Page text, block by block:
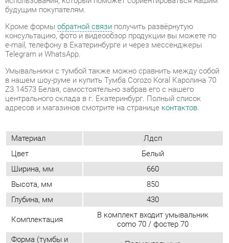
Умывальники с тумбой также можно сравнить между собой
в нашем шоу-руме и купить Тумба Corozo Koral Каролина 70
Z3 14573 Белая, самостоятельно забрав его с нашего
центрального склада в г. Екатеринбург. Полный список
адресов и магазинов смотрите на страницеконтактов.
Материал Лдсп
Цвет
Белый
Ширина, мм
660
Глубина, мм
430
Комплектация
В комплект входит умывальник
como 70 / фостер 70
Форма (тумбы и
комоды) Прямоугольные
Наличие колес
Нет
Конструкция
С ящиками
комоды) Современный